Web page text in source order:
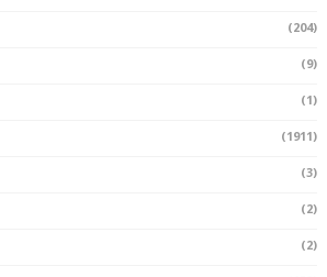
(204)
(9)
(1)
(1911)
(3)
(2)
(2)